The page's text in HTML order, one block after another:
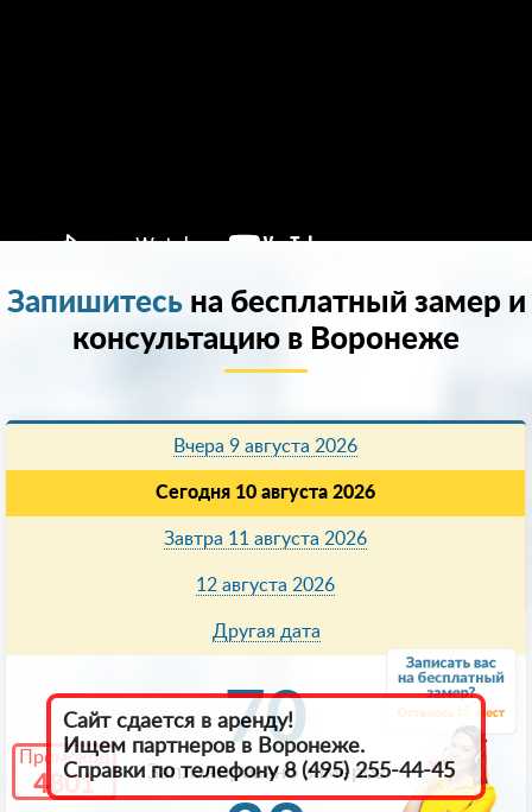
15
Промокод
4801
Запишитесьна бесплатный замер и
консультацию в Воронеже
Вчера 9 августа 2026
Сегодня 10 августа 2026
Завтра 11 августа 2026
12 августа 2026
Другая дата
70
Запланировано замеров
Сайт сдается в аренду!
Ищем партнеров в Воронеже.
Справки по телефону 8 (495) 255-44-45